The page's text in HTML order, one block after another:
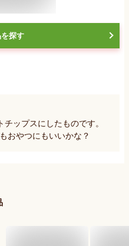
探す
ップスにしたものです。
おやつにもいいかな？